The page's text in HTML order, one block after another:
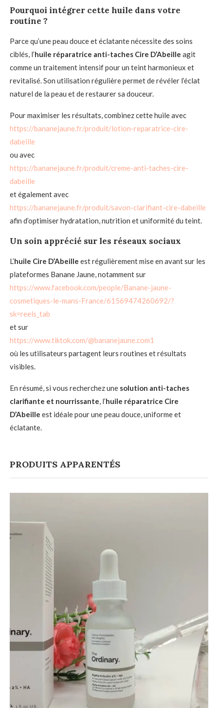
Pourquoi intégrer cette huile dans votre
routine ?
Parce qu’une peau douce et éclatante nécessite des soins
ciblés, l’huile réparatrice anti-taches Cire D’Abeille agit
comme un traitement intensif pour un teint harmonieux et
revitalisé. Son utilisation régulière permet de révéler l’éclat
naturel de la peau et de restaurer sa douceur.
Pour maximiser les résultats, combinez cette huile avec
https://bananejaune.fr/produit/lotion-reparatrice-cire-
dabeille
ou avec
https://bananejaune.fr/produit/creme-anti-taches-cire-
dabeille
et également avec
https://bananejaune.fr/produit/savon-clarifiant-cire-dabeille
afin d’optimiser hydratation, nutrition et uniformité du teint.
Un soin apprécié sur les réseaux sociaux
L’huile Cire D’Abeille est régulièrement mise en avant sur les
plateformes Banane Jaune, notamment sur
https://www.facebook.com/people/Banane-jaune-
cosmetiques-le-mans-France/61569474260692/?
sk=reels_tab
et sur
https://www.tiktok.com/@bananejaune.com1
où les utilisateurs partagent leurs routines et résultats
visibles.
En résumé, si vous recherchez une solution anti-taches
clarifiante et nourrissante, l’huile réparatrice Cire
D’Abeille est idéale pour une peau douce, uniforme et
éclatante.
PRODUITS APPARENTÉS